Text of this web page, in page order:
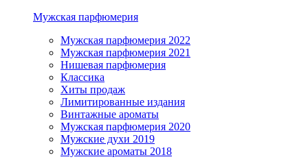
Мужская парфюмерия
Мужская парфюмерия 2022
Мужская парфюмерия 2021
Нишевая парфюмерия
Классика
Хиты продаж
Лимитированные издания
Винтажные ароматы
Мужская парфюмерия 2020
Мужские духи 2019
Мужские ароматы 2018